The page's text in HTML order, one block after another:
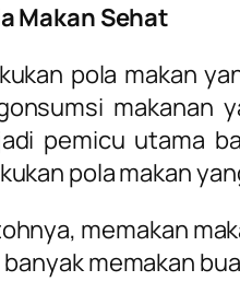
Makan Sehat
pola makan
makanan
pemicu utama
pola makan
memakan
banyak memakan